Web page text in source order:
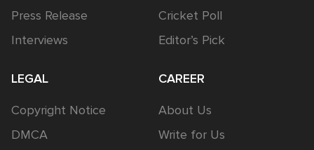
Press Release
Interviews
Cricket Poll
Editor’s Pick
LEGAL
Copyright Notice
DMCA
CAREER
About Us
Write for Us